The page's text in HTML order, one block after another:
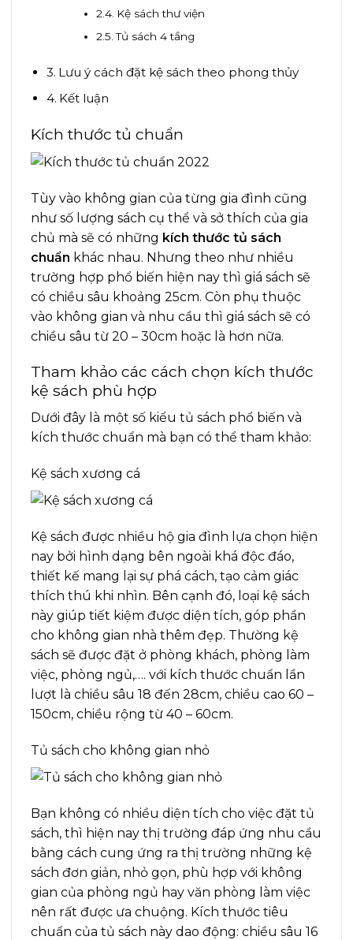
Kệ sách thư viện
Tủ sách 4 tầng
Lưu ý cách đặt kệ sách theo phong thủy
Kết luận
Kích thước tủ chuẩn
Tùy vào không gian của từng gia đình cũng
như số lượng sách cụ thể và sở thích của gia
chủ mà sẽ có những kích thước tủ sách
chuẩn khác nhau. Nhưng theo như nhiều
trường hợp phổ biến hiện nay thì giá sách sẽ
có chiều sâu khoảng 25cm. Còn phụ thuộc
vào không gian và nhu cầu thì giá sách sẽ có
chiều sâu từ 20 – 30cm hoặc là hơn nữa.
Tham khảo các cách chọn kích thước
kệ sách phù hợp
Dưới đây là một số kiểu tủ sách phổ biến và
kích thước chuẩn mà bạn có thể tham khảo:
Kệ sách xương cá
Kệ sách được nhiều hộ gia đình lựa chọn hiện
nay bởi hình dạng bên ngoài khá độc đáo,
thiết kế mang lại sự phá cách, tạo cảm giác
thích thú khi nhìn. Bên cạnh đó, loại kệ sách
này giúp tiết kiệm được diện tích, góp phần
cho không gian nhà thêm đẹp. Thường kệ
sách sẽ được đặt ở phòng khách, phòng làm
việc, phòng ngủ,…. với kích thước chuẩn lần
lượt là chiều sâu 18 đến 28cm, chiều cao 60 –
150cm, chiều rộng từ 40 – 60cm.
Tủ sách cho không gian nhỏ
Bạn không có nhiều diện tích cho việc đặt tủ
sách, thì hiện nay thị trường đáp ứng nhu cầu
bằng cách cung ứng ra thị trường những kệ
sách đơn giản, nhỏ gọn, phù hợp với không
gian của phòng ngủ hay văn phòng làm việc
nên rất được ưa chuộng. Kích thước tiêu
chuẩn của tủ sách này dao động: chiều sâu 16